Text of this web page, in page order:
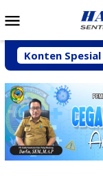
ke
Mobile
Konten Spesial
C di Sungai